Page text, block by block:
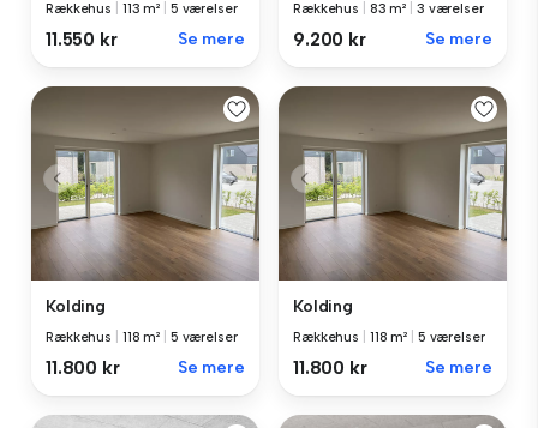
Rækkehus 113 m² 5 værelser
11.550 kr Se mere
Rækkehus 83 m² 3 værelser
9.200 kr Se mere
Kolding
Rækkehus 118 m² 5 værelser
11.800 kr Se mere
Kolding
Rækkehus 118 m² 5 værelser
11.800 kr Se mere